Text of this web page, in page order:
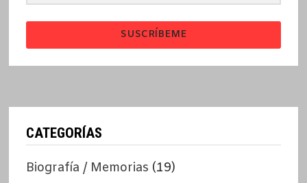
SUSCRÍBEME
CATEGORÍAS
Biografía / Memorias (19)